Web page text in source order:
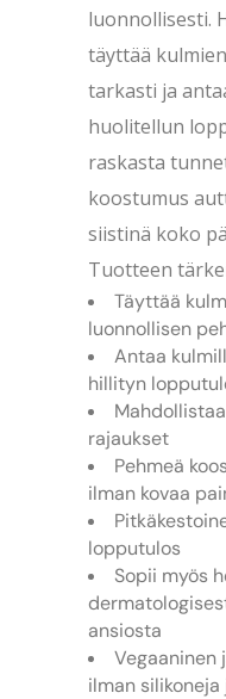
luonnollisesti.
täyttää
tarkasti ja
huolitellun
raskasta
koostumus
siistinä koko
Tuotteen
Täyttää
luonnollisen
Antaa
hillityn
rajaukset
Pehmeä
ilman kovaa
lopputulos
Sopii myös
ansiosta
Vegaaninen
ilman